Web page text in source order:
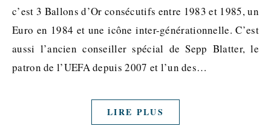
c’est 3 Ballons d’Or consécutifs entre 1983 et 1985, un
Euro en 1984 et une icône inter-générationnelle. C’est
aussi l’ancien conseiller spécial de Sepp Blatter, le
patron de l’UEFA depuis 2007 et l’un des…
LIRE PLUS